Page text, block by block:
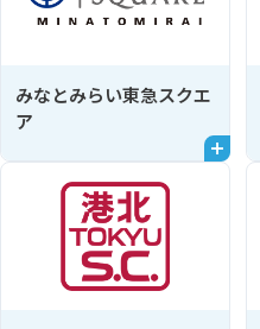
みなとみらい東急スクエ
ア